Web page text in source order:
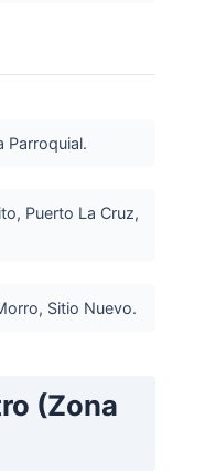
Parroquial.
Puerto La Cruz,
Sitio Nuevo.
(Zona